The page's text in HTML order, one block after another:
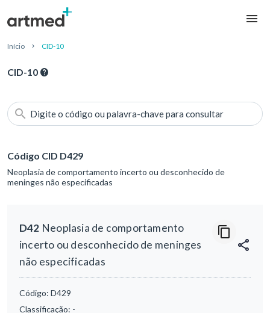
Início CID-10
CID-10
Digite o código ou palavra-chave para consultar
Código CID D429
Neoplasia de comportamento incerto ou desconhecido de
meninges não especificadas
D42 Neoplasia de comportamento
incerto ou desconhecido de meninges
não especificadas
Código: D429
Classificação: -